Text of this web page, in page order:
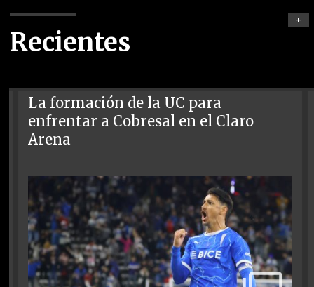
Recientes
+
La formación de la UC para
enfrentar a Cobresal en el Claro
Arena